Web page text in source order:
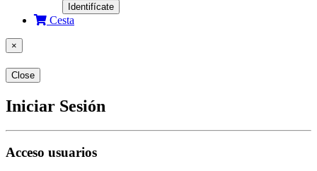
Identifícate
Cesta
×
Close
Iniciar Sesión
Acceso usuarios